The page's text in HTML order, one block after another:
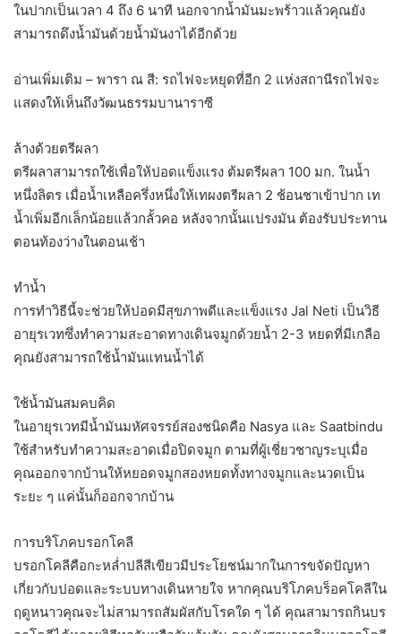
ในปากเป็นเวลา 4 ถึง 6 นาที นอกจากน้ำมันมะพร้าวแล้วคุณยัง
สามารถดึงน้ำมันด้วยน้ำมันงาได้อีกด้วย
อ่านเพิ่มเติม – พารา ณ สี: รถไฟจะหยุดที่อีก 2 แห่งสถานีรถไฟจะ
แสดงให้เห็นถึงวัฒนธรรมบานาราซี
ล้างด้วยตรีผลา
ตรีผลาสามารถใช้เพื่อให้ปอดแข็งแรง ต้มตรีผลา 100 มก. ในน้ำ
หนึ่งลิตร เมื่อน้ำเหลือครึ่งหนึ่งให้เทผงตรีผลา 2 ช้อนชาเข้าปาก เท
น้ำเพิ่มอีกเล็กน้อยแล้วกลั้วคอ หลังจากนั้นแปรงมัน ต้องรับประทาน
ตอนท้องว่างในตอนเช้า
ทำน้ำ
การทำวิธีนี้จะช่วยให้ปอดมีสุขภาพดีและแข็งแรง Jal Neti เป็นวิธี
อายุรเวทซึ่งทำความสะอาดทางเดินจมูกด้วยน้ำ 2-3 หยดที่มีเกลือ
คุณยังสามารถใช้น้ำมันแทนน้ำได้
ใช้น้ำมันสมคบคิด
ในอายุรเวทมีน้ำมันมหัศจรรย์สองชนิดคือ Nasya และ Saatbindu
ใช้สำหรับทำความสะอาดเมื่อปิดจมูก ตามที่ผู้เชี่ยวชาญระบุเมื่อ
คุณออกจากบ้านให้หยอดจมูกสองหยดทั้งทางจมูกและนวดเป็น
ระยะ ๆ แค่นั้นก็ออกจากบ้าน
การบริโภคบรอกโคลี
บรอกโคลีคือกะหล่ำปลีสีเขียวมีประโยชน์มากในการขจัดปัญหา
เกี่ยวกับปอดและระบบทางเดินหายใจ หากคุณบริโภคบร็อคโคลีใน
ฤดูหนาวคุณจะไม่สามารถสัมผัสกับโรคใด ๆ ได้ คุณสามารถกินบร